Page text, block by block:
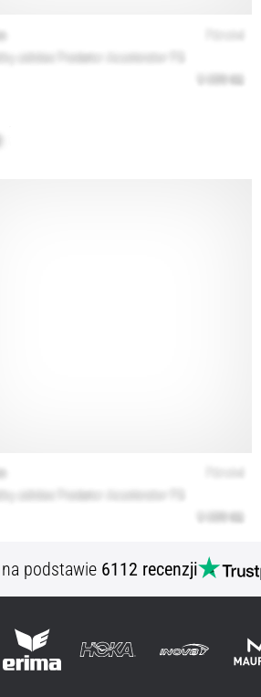
podstawie 6112 recenzji